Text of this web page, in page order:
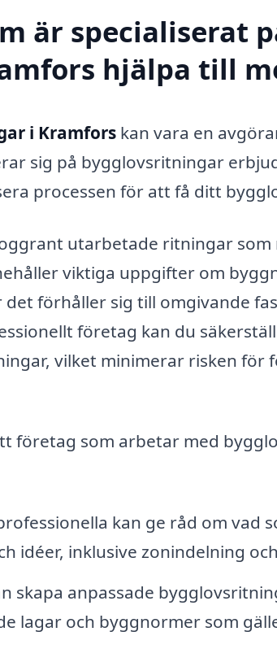
är specialiserat
hjälpa till
i Kramfors kan vara en
sig på bygglovsritningar
processen för att få ditt
utarbetade ritningar som
viktiga uppgifter om
förhåller sig till omgivande
företag kan du
vilket minimerar risken för
företag som arbetar med
kan ge råd om vad
idéer, inklusive zonindelning
skapa anpassade
lagar och byggnormer som